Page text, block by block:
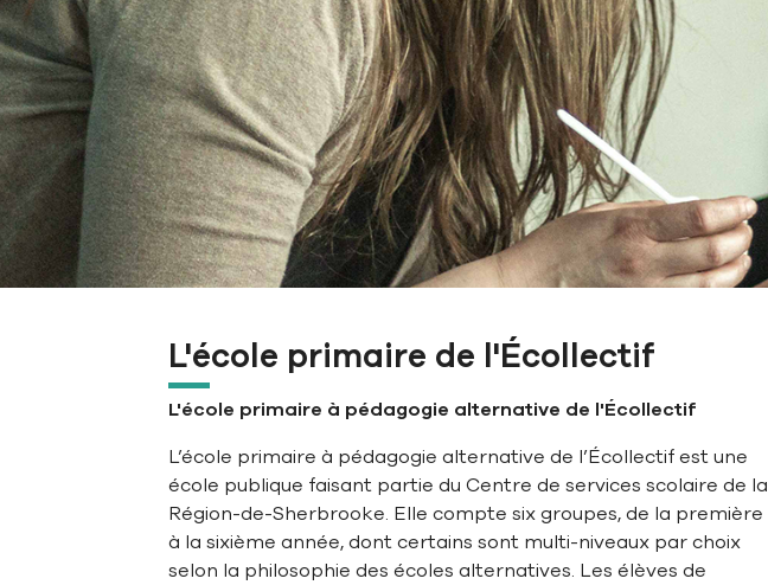
L'école primaire de l'Écollectif
L'école primaire à pédagogie alternative de l'Écollectif
L’école primaire à pédagogie alternative de l’Écollectif est une
école publique faisant partie du Centre de services scolaire de la
Région-de-Sherbrooke. Elle compte six groupes, de la première
à la sixième année, dont certains sont multi-niveaux par choix
selon la philosophie des écoles alternatives. Les élèves de